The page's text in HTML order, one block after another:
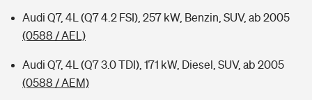
Wer versichert was: Jetzt Versicherer finden
Sie haben Fragen?
Musikinstrumentenversicherung
Zur Übersicht
Rentenrechner: Wie viel Geld bekomme ich im Alter?
Audi Q7, 4L (Q7 4.2 FSI), 257 kW, Benzin, SUV, ab 2005
(0588 / AEL)
Audi Q7, 4L (Q7 3.0 TDI), 171 kW, Diesel, SUV, ab 2005
(0588 / AEM)